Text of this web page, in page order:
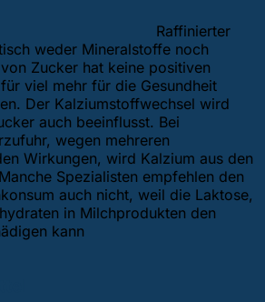
Raffinierter
weder Mineralstoffe noch
Zucker hat keine positiven
viel mehr für die Gesundheit
Der Kalziumstoffwechsel wird
auch beeinflusst. Bei
wegen mehreren
Wirkungen, wird Kalzium aus den
Spezialisten empfehlen den
auch nicht, weil die Laktose,
in Milchprodukten den
kann